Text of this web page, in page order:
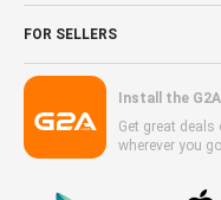
FOR SELLERS
Install the
Get great deals
wherever you